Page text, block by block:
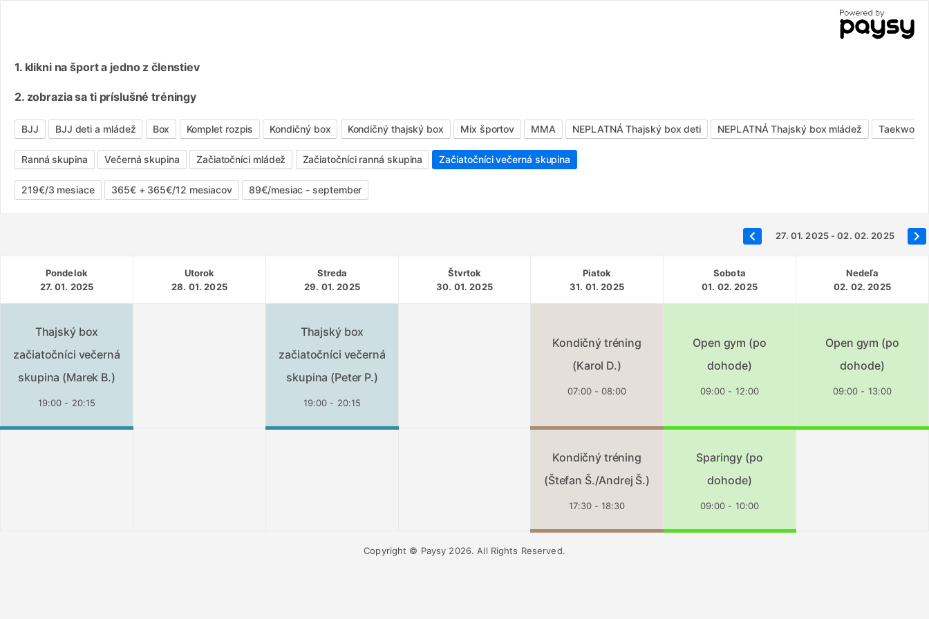
1. klikni na šport a jedno z členstiev
2. zobrazia sa ti príslušné tréningy
BJJ BJJ deti a mládež Box Komplet rozpis Kondičný box Kondičný thajský box Mix športov MMA NEPLATNÁ Thajský box deti NEPLATNÁ Thajský box mládež
Ranná skupina Večerná skupina Začiatočníci mládež Začiatočníci ranná skupina Začiatočníci večerná skupina
219€/3 mesiace 365€ + 365€/12 mesiacov 89€/mesiac - september
27. 01. 2025 - 02. 02. 2025
Pondelok
27. 01. 2025
Utorok
28. 01. 2025
Streda
29. 01. 2025
Štvrtok
30. 01. 2025
Piatok
31. 01. 2025
Sobota
01. 02. 2025
Nedeľa
02. 02. 2025
Thajský box
začiatočníci večerná
skupina (Marek B.)
19:00 - 20:15
Thajský box
začiatočníci večerná
skupina (Peter P.)
19:00 - 20:15
Kondičný tréning
(Karol D.)
07:00 - 08:00
Open gym (po
dohode)
09:00 - 12:00
Open gym (po
dohode)
09:00 - 13:00
Kondičný tréning
(Štefan Š./Andrej Š.)
17:30 - 18:30
Sparingy (po
dohode)
09:00 - 10:00
Copyright © Paysy 2026. All Rights Reserved.